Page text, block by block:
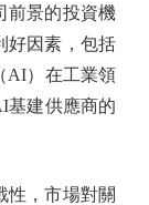
前景的投資機
好因素，包括
AI）在工業領
基建供應商的
，市場對關